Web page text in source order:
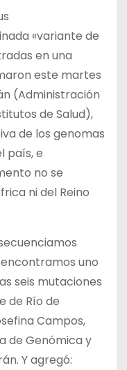
«variante de
en una
este martes
(Administración
de Salud),
de los genomas
país, e
no se
ni del Reino
uno
seis mutaciones
de Río de
Campos,
de Genómica y
Y agregó: